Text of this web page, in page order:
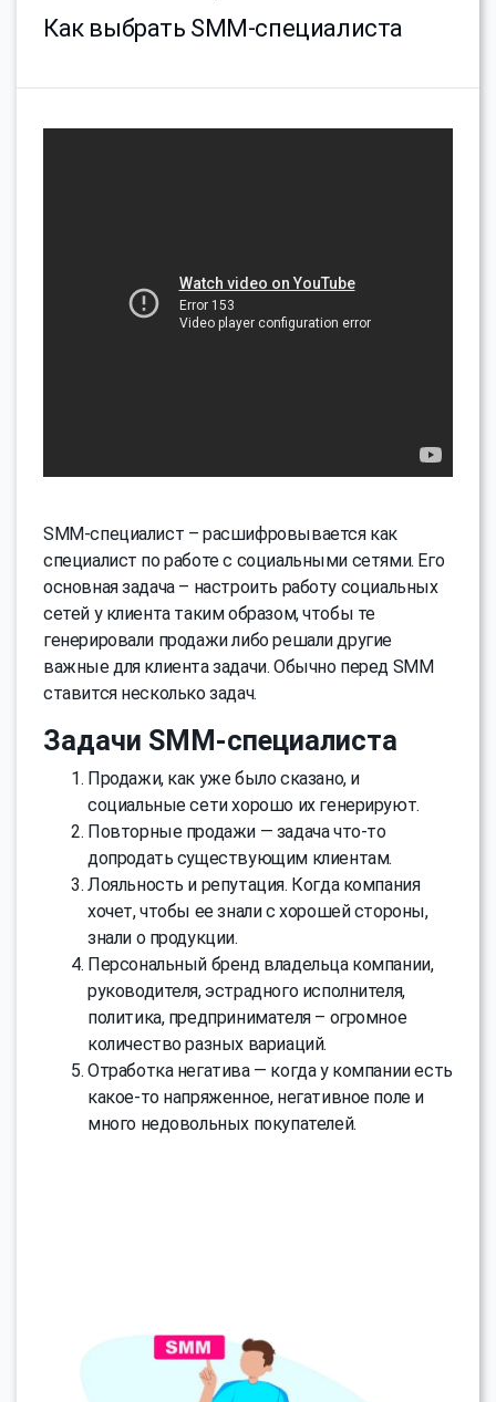
Как выбрать SMM-специалиста
SMM-специалист – расшифровывается как
специалист по работе с социальными сетями. Его
основная задача – настроить работу социальных
сетей у клиента таким образом, чтобы те
генерировали продажи либо решали другие
важные для клиента задачи. Обычно перед SMM
ставится несколько задач.
Задачи SMM-специалиста
Продажи, как уже было сказано, и
социальные сети хорошо их генерируют.
Повторные продажи — задача что-то
допродать существующим клиентам.
Лояльность и репутация. Когда компания
хочет, чтобы ее знали с хорошей стороны,
знали о продукции.
Персональный бренд владельца компании,
руководителя, эстрадного исполнителя,
политика, предпринимателя – огромное
количество разных вариаций.
Отработка негатива — когда у компании есть
какое-то напряженное, негативное поле и
много недовольных покупателей.